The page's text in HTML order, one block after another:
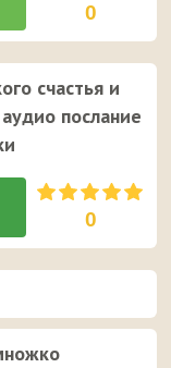
0
счастья и
послание
0